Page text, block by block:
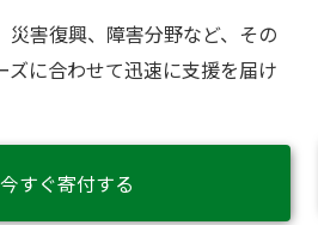
災害復興、障害分野など、その
ズに合わせて迅速に支援を届け
今すぐ寄付する